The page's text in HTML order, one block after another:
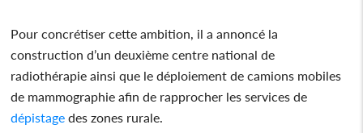
Pour concrétiser cette ambition, il a annoncé la
construction d’un deuxième centre national de
radiothérapie ainsi que le déploiement de camions mobiles
de mammographie afin de rapprocher les services de
dépistage des zones rurale.